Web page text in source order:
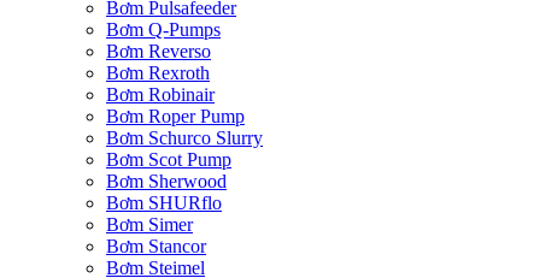
Bơm Pulsafeeder
Bơm Q-Pumps
Bơm Reverso
Bơm Rexroth
Bơm Robinair
Bơm Roper Pump
Bơm Schurco Slurry
Bơm Scot Pump
Bơm Sherwood
Bơm SHURflo
Bơm Simer
Bơm Stancor
Bơm Steimel